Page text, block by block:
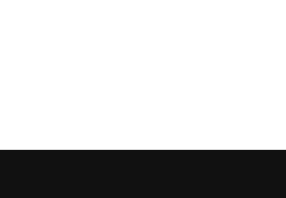
ma una certezza